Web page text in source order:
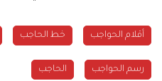
أقلام الحواجب خط الحاجب
رسم الحواجب الحاجب